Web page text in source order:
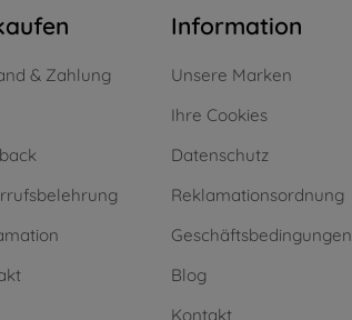
& Zahlung
Information
Unsere Marken
Ihre Cookies
Datenschutz
Reklamationsordnung
Geschäftsbedingungen
Blog
Kontakt